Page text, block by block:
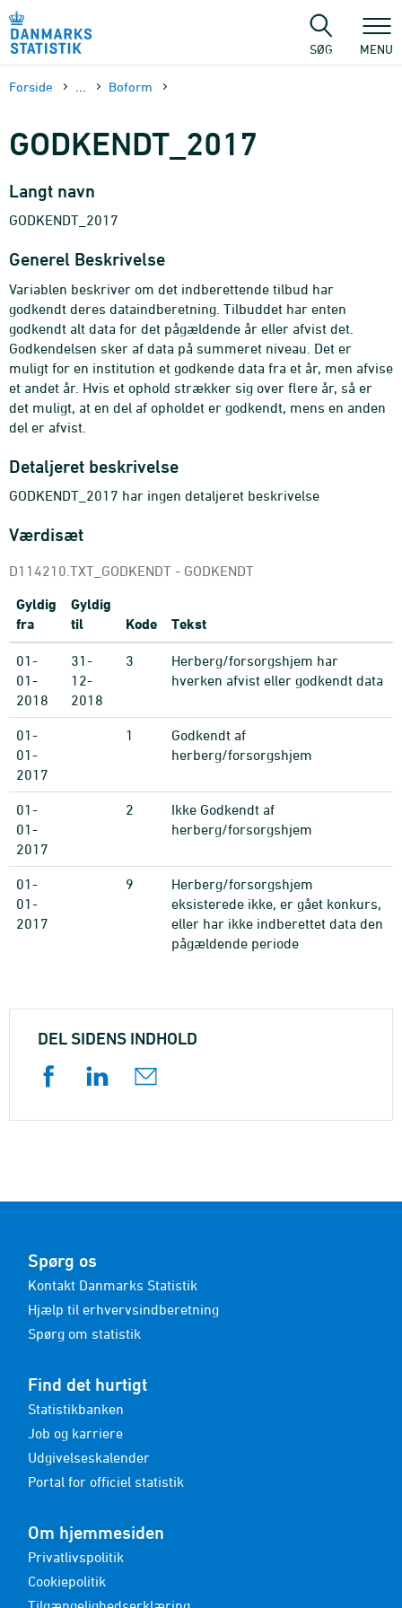
sidens
SØG MENU
Forside Boform
GODKENDT_2017
Langt navn
GODKENDT_2017
Generel Beskrivelse
Variablen beskriver om det indberettende tilbud har
godkendt deres dataindberetning. Tilbuddet har enten
godkendt alt data for det pågældende år eller afvist det.
Godkendelsen sker af data på summeret niveau. Det er
muligt for en institution et godkende data fra et år, men afvise
et andet år. Hvis et ophold strækker sig over flere år, så er
det muligt, at en del af opholdet er godkendt, mens en anden
del er afvist.
Detaljeret beskrivelse
GODKENDT_2017 har ingen detaljeret beskrivelse
Værdisæt
D114210.TXT_GODKENDT - GODKENDT
Gyldig
fra
Gyldig
til
Kode Tekst
01-
01-
2018
31-
12-
2018
3
Herberg/forsorgshjem har
hverken afvist eller godkendt data
01-
01-
2017
1
Godkendt af
herberg/forsorgshjem
01-
01-
2017
2
Ikke Godkendt af
herberg/forsorgshjem
01-
01-
2017
9
Herberg/forsorgshjem
eksisterede ikke, er gået konkurs,
eller har ikke indberettet data den
pågældende periode
DEL SIDENS INDHOLD
Spørg os
Kontakt Danmarks Statistik
Hjælp til erhvervsindberetning
Spørg om statistik
Find det hurtigt
Statistikbanken
Job og karriere
Udgivelseskalender
Portal for officiel statistik
Om hjemmesiden
Privatlivspolitik
Cookiepolitik